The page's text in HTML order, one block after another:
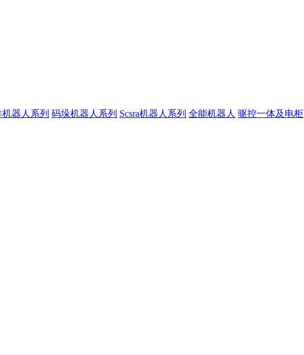
器人系列 码垛机器人系列 Scsra机器人系列 全能机器人 驱控一体及电柜